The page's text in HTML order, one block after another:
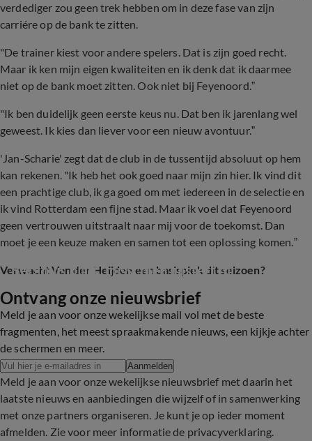
verdediger zou geen trek hebben om in deze fase van zijn
carriére op de bank te zitten.
"De trainer kiest voor andere spelers. Dat is zijn goed recht.
Maar ik ken mijn eigen kwaliteiten en ik denk dat ik daarmee
niet op de bank moet zitten. Ook niet bij Feyenoord.”
"Ik ben duidelijk geen eerste keus nu. Dat ben ik jarenlang wel
geweest. Ik kies dan liever voor een nieuw avontuur.”
'Jan-Scharie' zegt dat de club in de tussentijd absoluut op hem
kan rekenen. "Ik heb het ook goed naar mijn zin hier. Ik vind dit
een prachtige club, ik ga goed om met iedereen in de selectie en
ik vind Rotterdam een fijne stad. Maar ik voel dat Feyenoord
geen vertrouwen uitstraalt naar mij voor de toekomst. Dan
moet je een keuze maken en samen tot een oplossing komen.”
Verwacht Van der Heijden een basisplek dit seizoen?
4:08
Van der Heijden: 'Wij willen graag dat
Berghuis blijft, misschien luistert hij'
Ontvang onze nieuwsbrief
Meld je aan voor onze wekelijkse mail vol met de beste
fragmenten, het meest spraakmakende nieuws, een kijkje achter
de schermen en meer.
Aanmelden
Meld je aan voor onze wekelijkse nieuwsbrief met daarin het
laatste nieuws en aanbiedingen die wijzelf of in samenwerking
met onze partners organiseren. Je kunt je op ieder moment
afmelden. Zie voor meer informatie de privacyverklaring.